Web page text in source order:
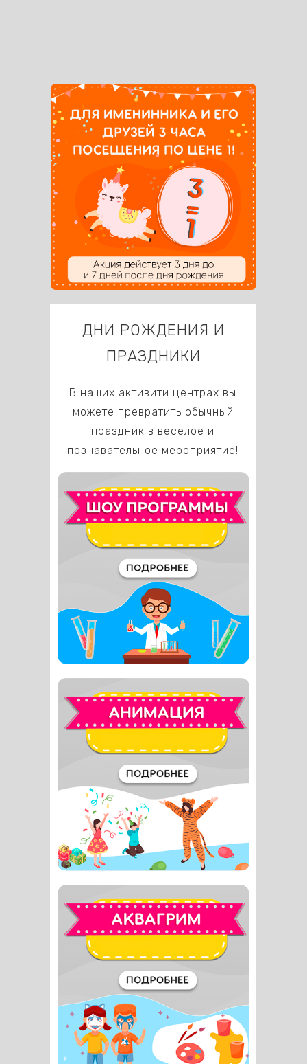
ДНИ РОЖДЕНИЯ И
ПРАЗДНИКИ
В наших активити центрах вы
можете превратить обычный
праздник в веселое и
познавательное мероприятие!